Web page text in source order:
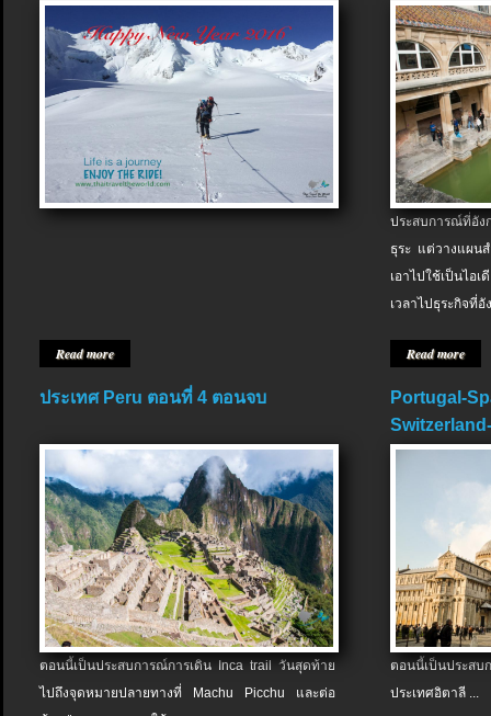
Read more
ประสบการณ์ที่อัง
ธุระ แต่วางแผน
เอาไปใช้เป็นไอ
เวลาไปธุระกิจที่อั
Read more
ประเทศ Peru ตอนที่ 4 ตอนจบ
ตอนนี้เป็นประสบการณ์การเดิน Inca trail วันสุดท้าย
ไปถึงจุดหมายปลายทางที่ Machu Picchu และต่อ
Portugal-
ตอนนี้เป็นประส
ประเทศอิตาลี ...